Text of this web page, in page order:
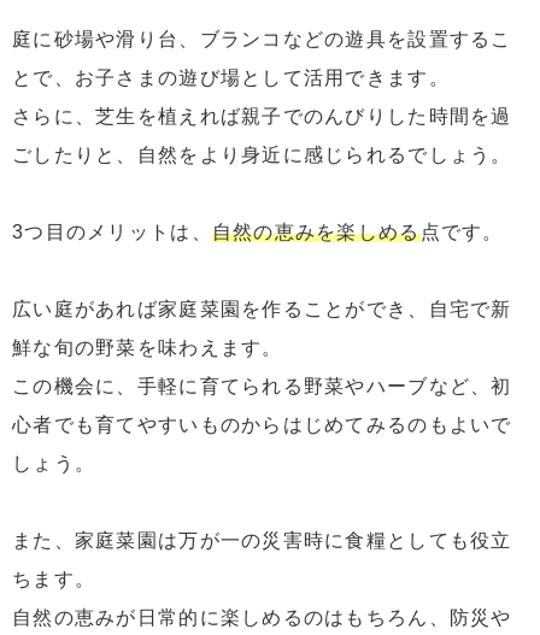
庭に砂場や滑り台、ブランコなどの遊具を設置するこ
とで、お子さまの遊び場として活用できます。
さらに、芝生を植えれば親子でのんびりした時間を過
ごしたりと、自然をより身近に感じられるでしょう。
3つ目のメリットは、 自然の恵みを楽しめる点です。
広い庭があれば家庭菜園を作ることができ、自宅で新
鮮な旬の野菜を味わえます。
この機会に、手軽に育てられる野菜やハーブなど、初
心者でも育てやすいものからはじめてみるのもよいで
しょう。
また、家庭菜園は万が一の災害時に食糧としても役立
ちます。
自然の恵みが日常的に楽しめるのはもちろん、防災や